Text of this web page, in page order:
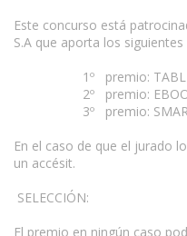
Este concurso está
S.A que aporta los
1º premio: TABLET
2º premio: EBOOK
3º premio:
En el caso de que el jurado
un accésit.
SELECCIÓN:
El premio en ningún caso